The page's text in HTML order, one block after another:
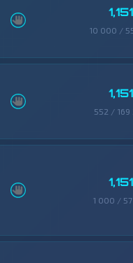
1,151
10 000 /
1,151
552 / 169
1,151
1 000 /